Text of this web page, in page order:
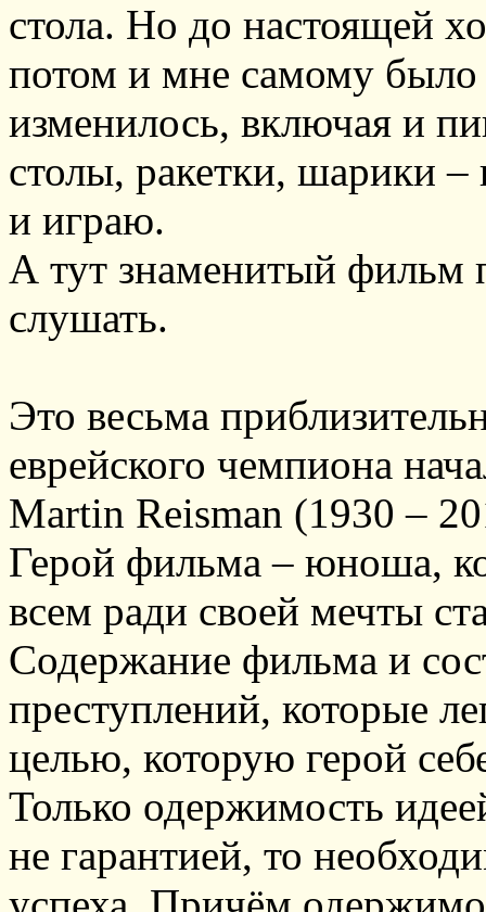
стола. Но до настоящей
потом и мне самому
изменилось, включая и
столы, ракетки, шарики –
и играю.
А тут знаменитый фильм
слушать.
Это весьма
еврейского чемпиона
Martin Reisman (1930 –
Герой фильма – юноша,
всем ради своей мечты
Содержание фильма и
преступлений, которые
целью, которую герой
Только одержимость
не гарантией, то